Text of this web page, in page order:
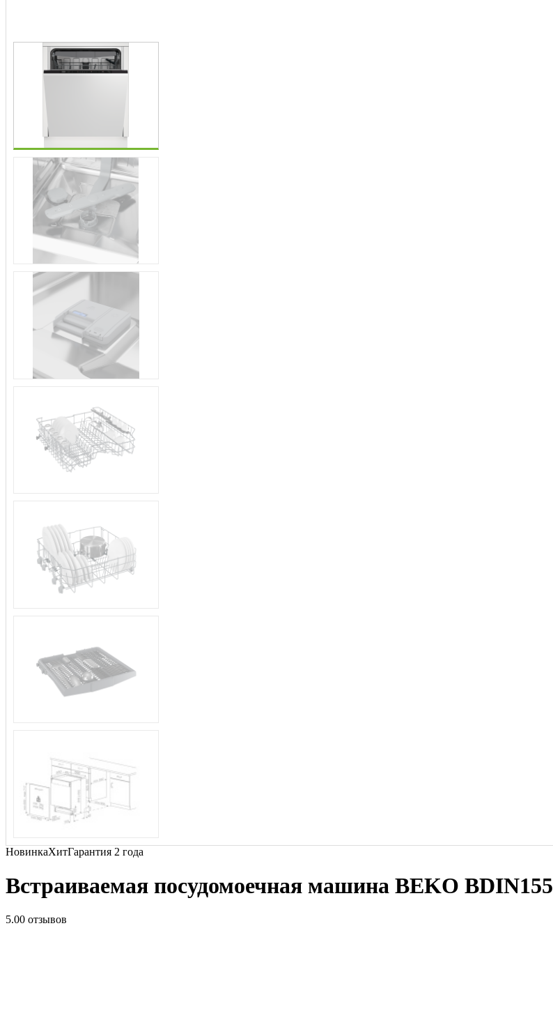
НовинкаХитГарантия 2 года
Встраиваемая посудомоечная машина BEKO BDIN155
5.00 отзывов